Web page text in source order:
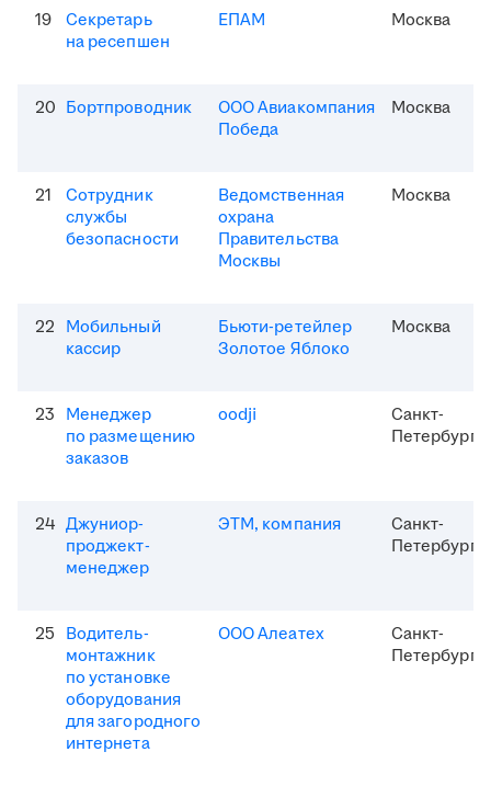
19
Секретарь
на ресепшен
ЕПАМ Москва
20 Бортпроводник
ООО Авиакомпания
Победа
Москва
21
Сотрудник
службы
безопасности
Ведомственная
охрана
Правительства
Москвы
Москва
22 Мобильный
кассир
Бьюти-ретейлер
Золотое Яблоко
Москва
23 Менеджер
по размещению
заказов
oodji
Санкт-
Петербург
24 Джуниор-
проджект-
менеджер
ЭТМ, компания
Санкт-
Петербург
25 Водитель-
монтажник
по установке
оборудования
для загородного
интернета
ООО Алеатех
Санкт-
Петербург